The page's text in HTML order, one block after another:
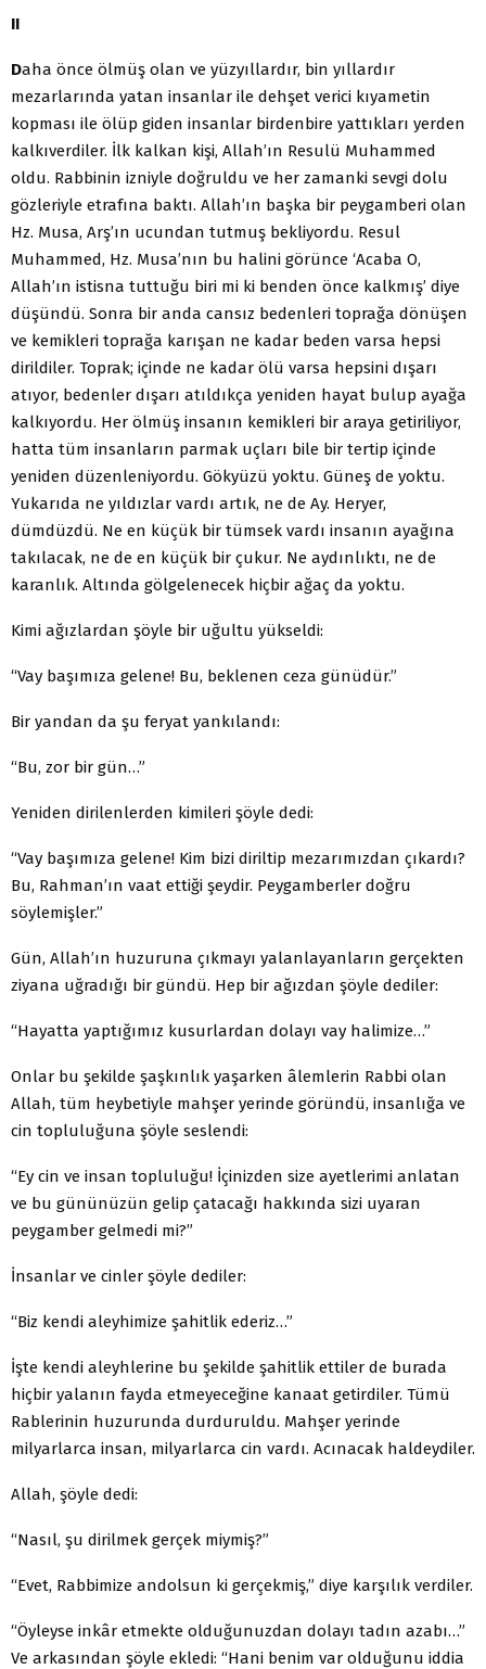
II
Daha önce ölmüş olan ve yüzyıllardır, bin yıllardır
mezarlarında yatan insanlar ile dehşet verici kıyametin
kopması ile ölüp giden insanlar birdenbire yattıkları yerden
kalkıverdiler. İlk kalkan kişi, Allah’ın Resulü Muhammed
oldu. Rabbinin izniyle doğruldu ve her zamanki sevgi dolu
gözleriyle etrafına baktı. Allah’ın başka bir peygamberi olan
Hz. Musa, Arş’ın ucundan tutmuş bekliyordu. Resul
Muhammed, Hz. Musa’nın bu halini görünce ‘Acaba O,
Allah’ın istisna tuttuğu biri mi ki benden önce kalkmış’ diye
düşündü. Sonra bir anda cansız bedenleri toprağa dönüşen
ve kemikleri toprağa karışan ne kadar beden varsa hepsi
dirildiler. Toprak; içinde ne kadar ölü varsa hepsini dışarı
atıyor, bedenler dışarı atıldıkça yeniden hayat bulup ayağa
kalkıyordu. Her ölmüş insanın kemikleri bir araya getiriliyor,
hatta tüm insanların parmak uçları bile bir tertip içinde
yeniden düzenleniyordu. Gökyüzü yoktu. Güneş de yoktu.
Yukarıda ne yıldızlar vardı artık, ne de Ay. Heryer,
dümdüzdü. Ne en küçük bir tümsek vardı insanın ayağına
takılacak, ne de en küçük bir çukur. Ne aydınlıktı, ne de
karanlık. Altında gölgelenecek hiçbir ağaç da yoktu.
Kimi ağızlardan şöyle bir uğultu yükseldi:
“Vay başımıza gelene! Bu, beklenen ceza günüdür.”
Bir yandan da şu feryat yankılandı:
“Bu, zor bir gün…”
Yeniden dirilenlerden kimileri şöyle dedi:
“Vay başımıza gelene! Kim bizi diriltip mezarımızdan çıkardı?
Bu, Rahman’ın vaat ettiği şeydir. Peygamberler doğru
söylemişler.”
Gün, Allah’ın huzuruna çıkmayı yalanlayanların gerçekten
ziyana uğradığı bir gündü. Hep bir ağızdan şöyle dediler:
“Hayatta yaptığımız kusurlardan dolayı vay halimize…”
Onlar bu şekilde şaşkınlık yaşarken âlemlerin Rabbi olan
Allah, tüm heybetiyle mahşer yerinde göründü, insanlığa ve
cin topluluğuna şöyle seslendi:
“Ey cin ve insan topluluğu! İçinizden size ayetlerimi anlatan
ve bu gününüzün gelip çatacağı hakkında sizi uyaran
peygamber gelmedi mi?”
İnsanlar ve cinler şöyle dediler:
“Biz kendi aleyhimize şahitlik ederiz…”
İşte kendi aleyhlerine bu şekilde şahitlik ettiler de burada
hiçbir yalanın fayda etmeyeceğine kanaat getirdiler. Tümü
Rablerinin huzurunda durduruldu. Mahşer yerinde
milyarlarca insan, milyarlarca cin vardı. Acınacak haldeydiler.
Allah, şöyle dedi:
“Nasıl, şu dirilmek gerçek miymiş?”
“Evet, Rabbimize andolsun ki gerçekmiş,” diye karşılık verdiler.
“Öyleyse inkâr etmekte olduğunuzdan dolayı tadın azabı…”
Ve arkasından şöyle ekledi: “Hani benim var olduğunu iddia